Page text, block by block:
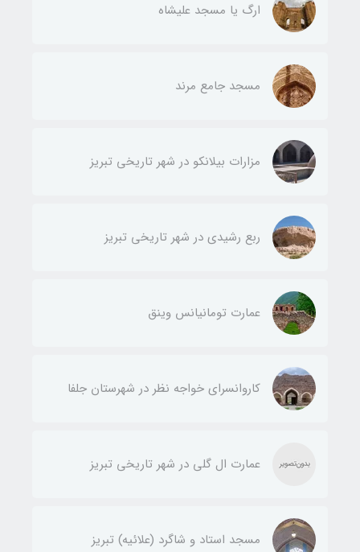
ارگ یا مسجد علیشاه
مسجد جامع مرند
مزارات بیلانکو در شهر تاریخی تبریز
ربع رشیدی در شهر تاریخی تبریز
عمارت تومانیانس وینق
کاروانسرای خواجه نظر در شهرستان جلفا
عمارت ال گلی در شهر تاریخی تبریز
مسجد استاد و شاگرد (علائیه) تبریز